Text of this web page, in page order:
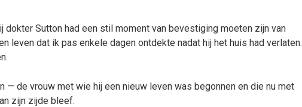
dokter Sutton had een stil moment van bevestiging moeten zijn van
leven dat ik pas enkele dagen ontdekte nadat hij het huis had verlaten.
— de vrouw met wie hij een nieuw leven was begonnen en die nu met
zijn zijde bleef.